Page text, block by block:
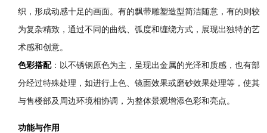
织，形成动感十足的画面。有的飘带雕塑造型简洁随意，有的则较
为复杂精致，通过不同的曲线、弧度和缠绕方式，展现出独特的艺
术感和创意。
色彩搭配：以不锈钢原色为主，呈现出金属的光泽和质感，也有部
分经过特殊处理，如进行上色、镜面效果或磨砂效果处理等，使其
与售楼部及周边环境相协调，为整体景观增添色彩和亮点。
功能与作用